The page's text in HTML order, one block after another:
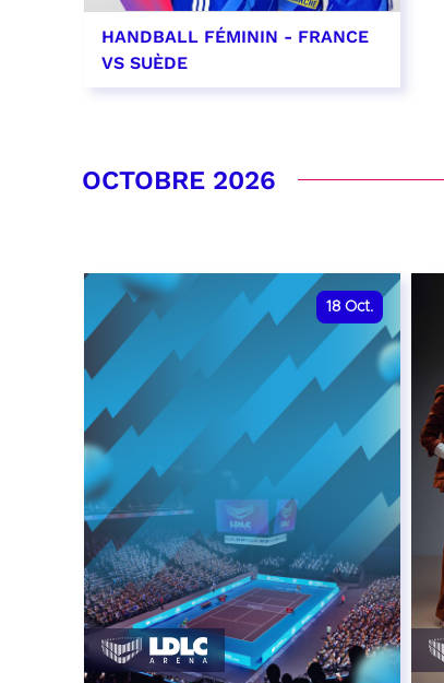
HANDBALL FÉMININ - FRANCE
VS SUÈDE
OCTOBRE 2026
18 Oct.